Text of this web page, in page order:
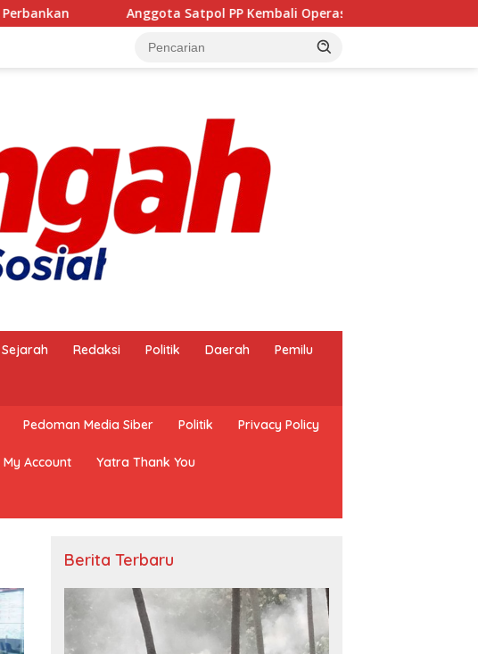
Anggota Satpol PP Kembali Operasikan Pembakaran Arang, Apa
Sejarah Redaksi Politik Daerah Pemilu
Pedoman Media Siber Politik Privacy Policy
Account Yatra Thank You
Berita Terbaru